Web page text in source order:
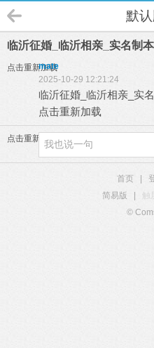
默
临沂征婚_临沂相亲_实名制
点击重新加载
mate
2025-10-29 12:21:24
临沂征婚_临沂相亲_实
点击重新加载
点击重新加载
首页
简易版
©